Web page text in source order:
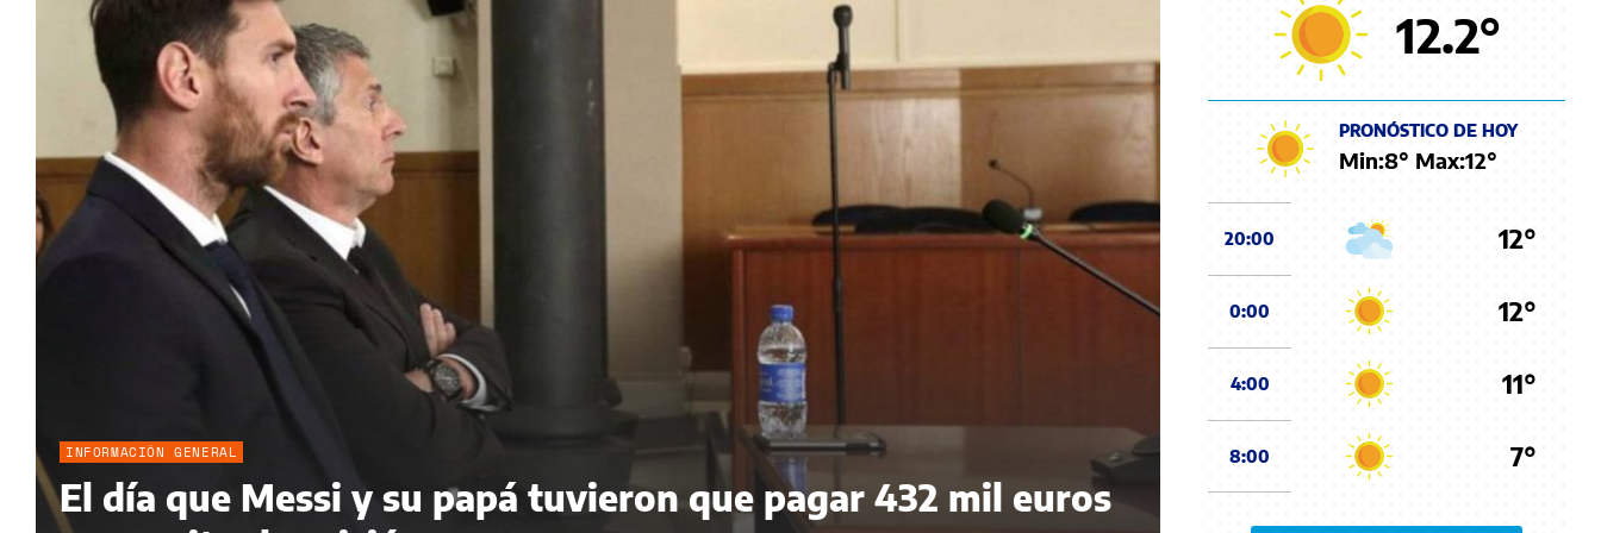
INFORMACIÓN GENERAL
El día que Messi y su papá tuvieron que pagar 432 mil euros
12.2°
PRONÓSTICO DE HOY
Min:8° Max:12°
20:00 12°
0:00 12°
4:00 11°
8:00 7°